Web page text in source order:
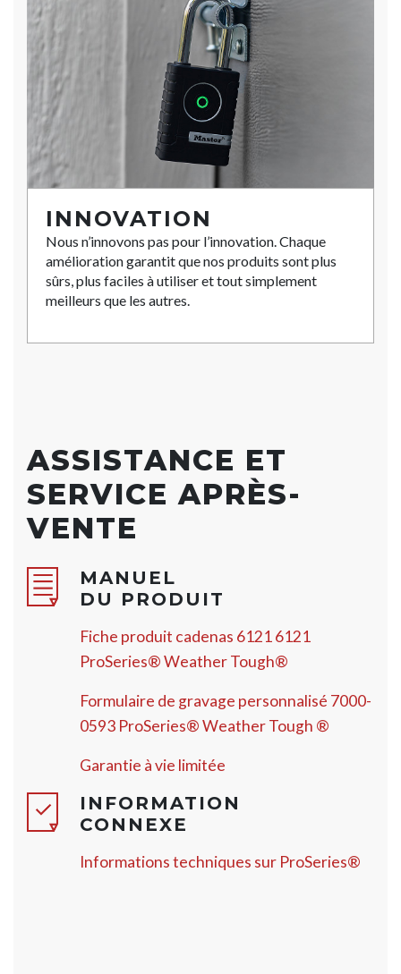
INNOVATION
Nous n’innovons pas pour l’innovation. Chaque
amélioration garantit que nos produits sont plus
sûrs, plus faciles à utiliser et tout simplement
meilleurs que les autres.
ASSISTANCE ET
SERVICE APRÈS-
VENTE
MANUEL
DU PRODUIT
Fiche produit cadenas 6121 6121
ProSeries® Weather Tough®
Formulaire de gravage personnalisé 7000-
0593 ProSeries® Weather Tough ®
Garantie à vie limitée
INFORMATION
CONNEXE
Informations techniques sur ProSeries®